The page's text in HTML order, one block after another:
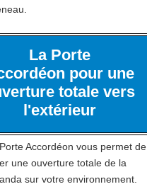
La Porte
pour une
totale vers
l'extérieur
Accordéon vous permet de
une ouverture totale de la
sur votre environnement.